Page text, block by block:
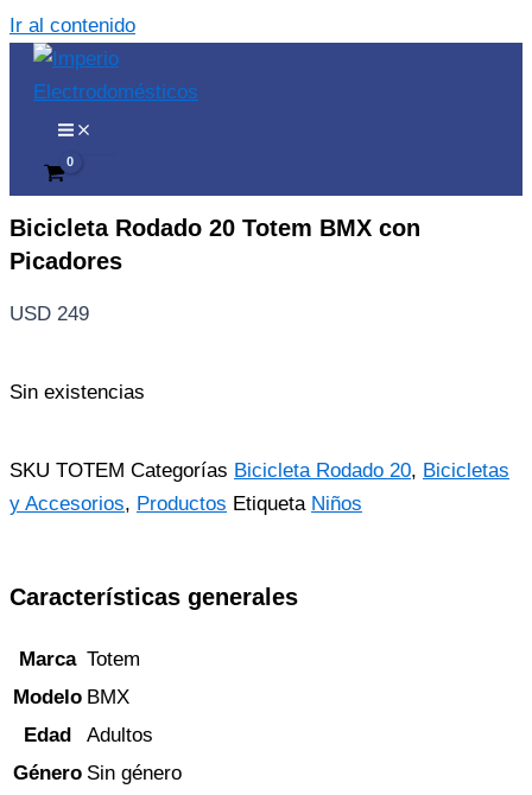
Ir al contenido
Bicicleta Rodado 20 Totem BMX con
Picadores
USD 249
Sin existencias
SKU TOTEM Categorías Bicicleta Rodado 20, Bicicletas
y Accesorios, Productos Etiqueta Niños
Características generales
Marca Totem
Modelo BMX
Edad
Adultos
Género Sin género